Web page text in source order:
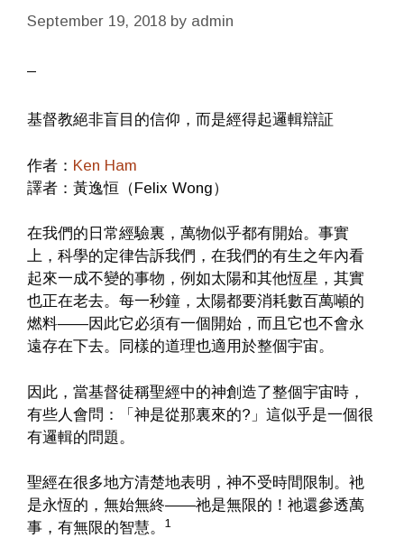
September 19, 2018 by admin
基督教絕非盲目的信仰，而是經得起邏輯辯証
作者： Ken Ham
譯者：黃逸恒（Felix Wong）
在我們的日常經驗裏，萬物似乎都有開始。事實
上，科學的定律告訴我們，在我們的有生之年內看
起來一成不變的事物，例如太陽和其他恆星，其實
也正在老去。每一秒鐘，太陽都要消耗數百萬噸的
燃料——因此它必須有一個開始，而且它也不會永
遠存在下去。同樣的道理也適用於整個宇宙。
因此，當基督徒稱聖經中的神創造了整個宇宙時，
有些人會問：「神是從那裏來的?」這似乎是一個很
有邏輯的問題。
聖經在很多地方清楚地表明，神不受時間限制。衪
是永恆的，無始無終——祂是無限的！祂還參透萬
事，有無限的智慧。
1